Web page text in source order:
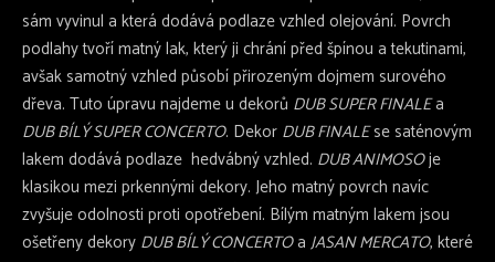
sám vyvinul a která dodává podlaze vzhled olejování. Povrch
podlahy tvoří matný lak, který ji chrání před špínou a tekutinami,
avšak samotný vzhled působí přirozeným dojmem surového
dřeva. Tuto úpravu najdeme u dekorů DUB SUPER FINALEa
DUB BÍLÝ SUPER CONCERTO. Dekor DUB FINALEse saténovým
lakem dodává podlaze hedvábný vzhled. DUB ANIMOSOje
klasikou mezi prkennými dekory. Jeho matný povrch navíc
zvyšuje odolnosti proti opotřebení. Bílým matným lakem jsou
ošetřeny dekory DUB BÍLÝ CONCERTOa JASAN MERCATO, které